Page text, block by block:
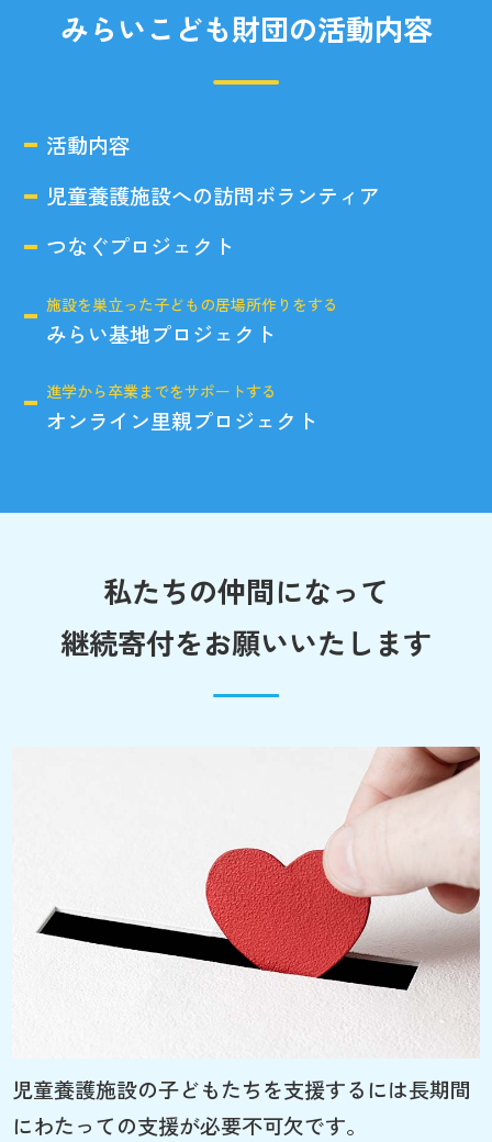
みらいこども財団の活動内容
活動内容
児童養護施設への訪問ボランティア
つなぐプロジェクト
施設を巣立った子どもの居場所作りをする
みらい基地プロジェクト
進学から卒業までをサポートする
オンライン里親プロジェクト
私たちの仲間になって
継続寄付をお願いいたします
児童養護施設の子どもたちを支援するには長期間
にわたっての支援が必要不可欠です。